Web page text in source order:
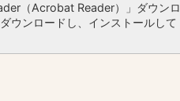
（Acrobat Reader）」ダウンロ
ウンロードし、インストールして